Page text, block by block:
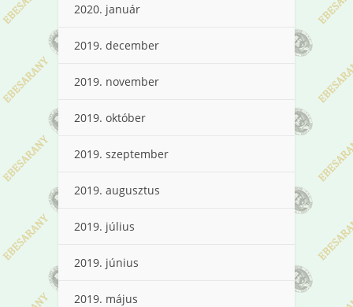
2020. január
2019. december
2019. november
2019. október
2019. szeptember
2019. augusztus
2019. július
2019. június
2019. május